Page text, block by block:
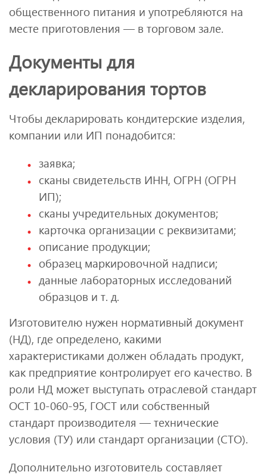
общественного питания и употребляются на
месте приготовления — в торговом зале.
Документы для
декларирования тортов
Чтобы декларировать кондитерские изделия,
компании или ИП понадобится:
заявка;
сканы свидетельств ИНН, ОГРН (ОГРН
ИП);
сканы учредительных документов;
карточка организации с реквизитами;
описание продукции;
образец маркировочной надписи;
данные лабораторных исследований
образцов и т. д.
Изготовителю нужен нормативный документ
(НД), где определено, какими
характеристиками должен обладать продукт,
как предприятие контролирует его качество. В
роли НД может выступать отраслевой стандарт
ОСТ 10-060-95, ГОСТ или собственный
стандарт производителя — технические
условия (ТУ) или стандарт организации (СТО).
Дополнительно изготовитель составляет